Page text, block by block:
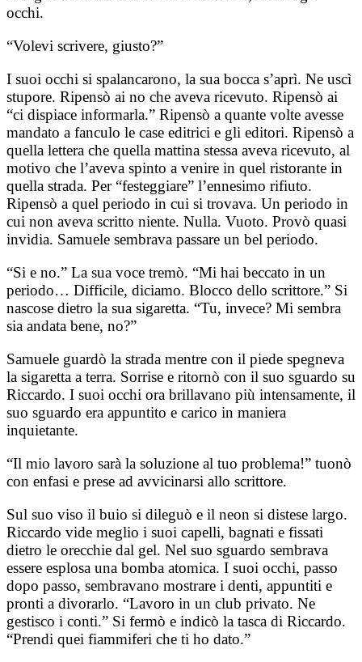
occhi.
“Volevi scrivere, giusto?”
I suoi occhi si spalancarono, la sua bocca s’aprì. Ne uscì
stupore. Ripensò ai no che aveva ricevuto. Ripensò ai
“ci dispiace informarla.” Ripensò a quante volte avesse
mandato a fanculo le case editrici e gli editori. Ripensò a
quella lettera che quella mattina stessa aveva ricevuto, al
motivo che l’aveva spinto a venire in quel ristorante in
quella strada. Per “festeggiare” l’ennesimo rifiuto.
Ripensò a quel periodo in cui si trovava. Un periodo in
cui non aveva scritto niente. Nulla. Vuoto. Provò quasi
invidia. Samuele sembrava passare un bel periodo.
“Si e no.” La sua voce tremò. “Mi hai beccato in un
periodo… Difficile, diciamo. Blocco dello scrittore.” Si
nascose dietro la sua sigaretta. “Tu, invece? Mi sembra
sia andata bene, no?”
Samuele guardò la strada mentre con il piede spegneva
la sigaretta a terra. Sorrise e ritornò con il suo sguardo su
Riccardo. I suoi occhi ora brillavano più intensamente, il
suo sguardo era appuntito e carico in maniera
inquietante.
“Il mio lavoro sarà la soluzione al tuo problema!” tuonò
con enfasi e prese ad avvicinarsi allo scrittore.
Sul suo viso il buio si dileguò e il neon si distese largo.
Riccardo vide meglio i suoi capelli, bagnati e fissati
dietro le orecchie dal gel. Nel suo sguardo sembrava
essere esplosa una bomba atomica. I suoi occhi, passo
dopo passo, sembravano mostrare i denti, appuntiti e
pronti a divorarlo. “Lavoro in un club privato. Ne
gestisco i conti.” Si fermò e indicò la tasca di Riccardo.
“Prendi quei fiammiferi che ti ho dato.”